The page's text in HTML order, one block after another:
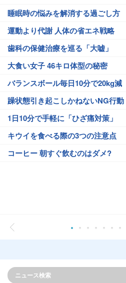
睡眠時の悩みを解消する過ごし方
運動より代謝 人体の省エネ戦略
歯科の保健治療を巡る「大嘘」
大食い女子 46キロ体型の秘密
バランスボール毎日10分で20kg減
躁状態引き起こしかねないNG行動
1日10分で手軽に「ひざ痛対策」
キウイを食べる際の3つの注意点
コーヒー 朝すぐ飲むのはダメ?